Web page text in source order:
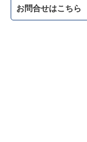
お問合せはこちら